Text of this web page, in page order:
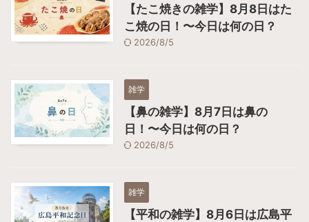
【たこ焼きの雑学】8月8日はた
こ焼の日！〜今日は何の日？
2026/8/5
雑学
【鼻の雑学】8月7日は鼻の
日！〜今日は何の日？
2026/8/5
雑学
【平和の雑学】8月6日は広島平